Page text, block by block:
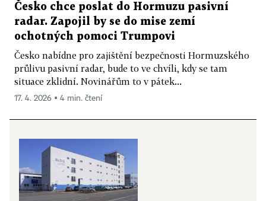
Česko chce poslat do Hormuzu pasivní
radar. Zapojil by se do mise zemí
ochotných pomoci Trumpovi
Česko nabídne pro zajištění bezpečnosti Hormuzského
průlivu pasivní radar, bude to ve chvíli, kdy se tam
situace zklidní. Novinářům to v pátek...
17. 4. 2026 ▪ 4 min. čtení